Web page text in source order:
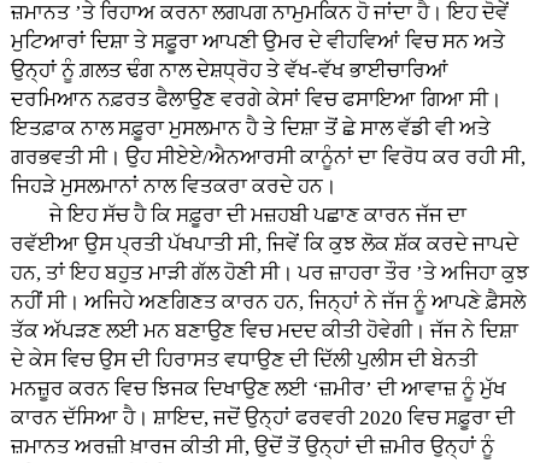
ਜ਼ਮਾਨਤ ’ਤੇ ਰਿਹਾਅ ਕਰਨਾ ਲਗਪਗ ਨਾਮੁਮਕਿਨ ਹੋ ਜਾਂਦਾ ਹੈ। ਇਹ ਦੋਵੇਂ
ਮੁਟਿਆਰਾਂ ਦਿਸ਼ਾ ਤੇ ਸਫ਼ੂਰਾ ਆਪਣੀ ਉਮਰ ਦੇ ਵੀਹਵਿਆਂ ਵਿਚ ਸਨ ਅਤੇ
ਉਨ੍ਹਾਂ ਨੂੰ ਗ਼ਲਤ ਢੰਗ ਨਾਲ ਦੇਸ਼ਧ੍ਰੋਹ ਤੇ ਵੱਖ-ਵੱਖ ਭਾਈਚਾਰਿਆਂ
ਦਰਮਿਆਨ ਨਫ਼ਰਤ ਫੈਲਾਉਣ ਵਰਗੇ ਕੇਸਾਂ ਵਿਚ ਫਸਾਇਆ ਗਿਆ ਸੀ।
ਇਤਫ਼ਾਕ ਨਾਲ ਸਫ਼ੂਰਾ ਮੁਸਲਮਾਨ ਹੈ ਤੇ ਦਿਸ਼ਾ ਤੋਂ ਛੇ ਸਾਲ ਵੱਡੀ ਵੀ ਅਤੇ
ਗਰਭਵਤੀ ਸੀ। ਉਹ ਸੀਏਏ/ਐਨਆਰਸੀ ਕਾਨੂੰਨਾਂ ਦਾ ਵਿਰੋਧ ਕਰ ਰਹੀ ਸੀ,
ਜਿਹੜੇ ਮੁਸਲਮਾਨਾਂ ਨਾਲ ਵਿਤਕਰਾ ਕਰਦੇ ਹਨ।
ਜੇ ਇਹ ਸੱਚ ਹੈ ਕਿ ਸਫ਼ੂਰਾ ਦੀ ਮਜ਼ਹਬੀ ਪਛਾਣ ਕਾਰਨ ਜੱਜ ਦਾ
ਰਵੱਈਆ ਉਸ ਪ੍ਰਤੀ ਪੱਖਪਾਤੀ ਸੀ, ਜਿਵੇਂ ਕਿ ਕੁਝ ਲੋਕ ਸ਼ੱਕ ਕਰਦੇ ਜਾਪਦੇ
ਹਨ, ਤਾਂ ਇਹ ਬਹੁਤ ਮਾੜੀ ਗੱਲ ਹੋਣੀ ਸੀ। ਪਰ ਜ਼ਾਹਰਾ ਤੌਰ ’ਤੇ ਅਜਿਹਾ ਕੁਝ
ਨਹੀਂ ਸੀ। ਅਜਿਹੇ ਅਣਗਿਣਤ ਕਾਰਨ ਹਨ, ਜਿਨ੍ਹਾਂ ਨੇ ਜੱਜ ਨੂੰ ਆਪਣੇ ਫ਼ੈਸਲੇ
ਤੱਕ ਅੱਪੜਣ ਲਈ ਮਨ ਬਣਾਉਣ ਵਿਚ ਮਦਦ ਕੀਤੀ ਹੋਵੇਗੀ। ਜੱਜ ਨੇ ਦਿਸ਼ਾ
ਦੇ ਕੇਸ ਵਿਚ ਉਸ ਦੀ ਹਿਰਾਸਤ ਵਧਾਉਣ ਦੀ ਦਿੱਲੀ ਪੁਲੀਸ ਦੀ ਬੇਨਤੀ
ਮਨਜ਼ੂਰ ਕਰਨ ਵਿਚ ਝਿਜਕ ਦਿਖਾਉਣ ਲਈ ‘ਜ਼ਮੀਰ’ ਦੀ ਆਵਾਜ਼ ਨੂੰ ਮੁੱਖ
ਕਾਰਨ ਦੱਸਿਆ ਹੈ। ਸ਼ਾਇਦ, ਜਦੋਂ ਉਨ੍ਹਾਂ ਫਰਵਰੀ 2020 ਵਿਚ ਸਫ਼ੂਰਾ ਦੀ
ਜ਼ਮਾਨਤ ਅਰਜ਼ੀ ਖ਼ਾਰਜ ਕੀਤੀ ਸੀ, ਉਦੋਂ ਤੋਂ ਉਨ੍ਹਾਂ ਦੀ ਜ਼ਮੀਰ ਉਨ੍ਹਾਂ ਨੂੰ